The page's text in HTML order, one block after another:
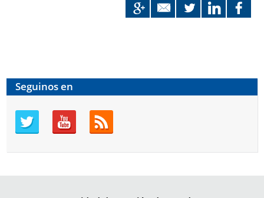
Seguinos en